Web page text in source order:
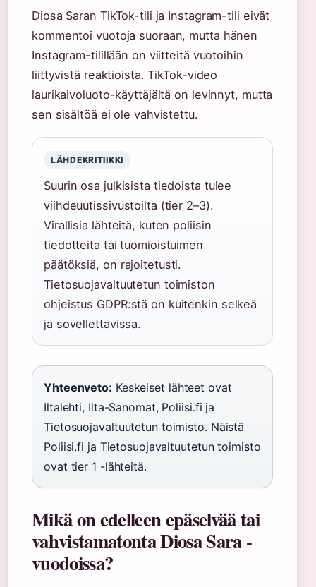
Diosa Saran TikTok-tili ja Instagram-tili eivät
kommentoi vuotoja suoraan, mutta hänen
Instagram-tilillään on viitteitä vuotoihin
liittyvistä reaktioista. TikTok-video
laurikaivoluoto-käyttäjältä on levinnyt, mutta
sen sisältöä ei ole vahvistettu.
LÄHDEKRITIIKKI
Suurin osa julkisista tiedoista tulee
viihdeuutissivustoilta (tier 2–3).
Virallisia lähteitä, kuten poliisin
tiedotteita tai tuomioistuimen
päätöksiä, on rajoitetusti.
Tietosuojavaltuutetun toimiston
ohjeistus GDPR:stä on kuitenkin selkeä
ja sovellettavissa.
Yhteenveto: Keskeiset lähteet ovat
Iltalehti, Ilta-Sanomat, Poliisi.fi ja
Tietosuojavaltuutetun toimisto. Näistä
Poliisi.fi ja Tietosuojavaltuutetun toimisto
ovat tier 1 -lähteitä.
Mikä on edelleen epäselvää tai
vahvistamatonta Diosa Sara -
vuodoissa?